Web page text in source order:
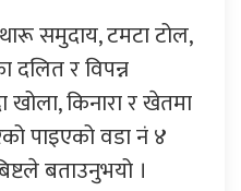
समुदाय, टमटा टोल,
दलित र विपन्न
किनारा र खेतमा
पाइएको वडा नं ४
बताउनुभयो ।